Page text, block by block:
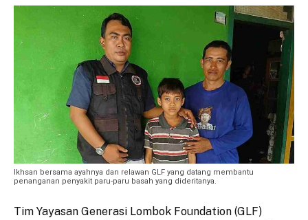
Ikhsan bersama ayahnya dan relawan GLF yang datang membantu
penanganan penyakit paru-paru basah yang dideritanya.
Tim Yayasan Generasi Lombok Foundation (GLF)